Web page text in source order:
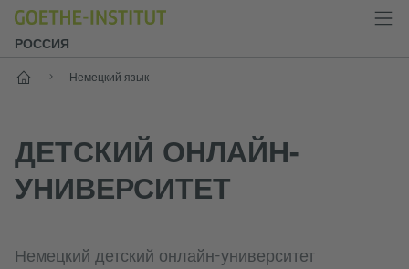
РОССИЯ
Старт
Немецкий язык
ДЕТСКИЙ ОНЛАЙН-
УНИВЕРСИТЕТ
Немецкий детский онлайн-университет